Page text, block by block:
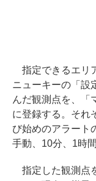
指定できるエリ
ニューキーの「設
んだ観測点を、「
に登録する。それ
び始めのアラート
手動、10分、1時
指定した観測点